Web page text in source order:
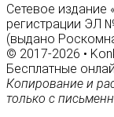
Сетевое издание
регистрации ЭЛ
(выдано
© 2017-2026 •
Бесплатные
Копирование и
только с